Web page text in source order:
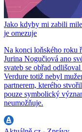
Jako kdyby mi zabili
je omezuje
Na konci loňského roku
Jurina Nogučiová ano
svateb se obřad
Verdure totiž nebyl
partnerem, kterého
pouze symbolický
neumožňuje.